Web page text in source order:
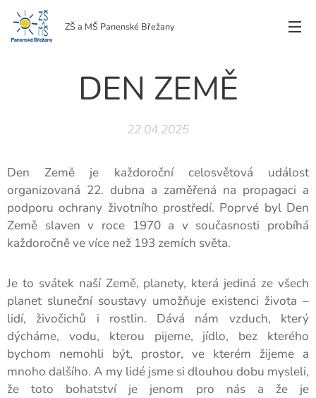
ZŠ a MŠ Panenské Břežany
DEN ZEMĚ
22.04.2025
Den Země je každoroční celosvětová událost
organizovaná 22. dubna a zaměřená na propagaci a
podporu ochrany životního prostředí. Poprvé byl Den
Země slaven v roce 1970 a v současnosti probíhá
každoročně ve více než 193 zemích světa.
Je to svátek naší Země, planety, která jediná ze všech
planet sluneční soustavy umožňuje existenci života –
lidí, živočichů i rostlin. Dává nám vzduch, který
dýcháme, vodu, kterou pijeme, jídlo, bez kterého
bychom nemohli být, prostor, ve kterém žijeme a
mnoho dalšího. A my lidé jsme si dlouhou dobu mysleli,
že toto bohatství je jenom pro nás a že je